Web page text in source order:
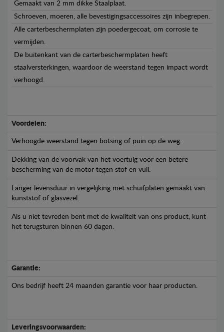
Gemaakt van 2 mm dikke Staalplaat.
Schroeven, moeren, alle bevestigingsaccessoires zijn inbegrepen.
Alle carterbeschermplaten zijn poedergecoat, om corrosie te
vermijden.
De buitenkant van de carterbeschermplaten heeft
staalversterkingen, waardoor de weerstand tegen impact wordt
verhoogd.
Voordelen:
Verhoogde weerstand tegen botsing of puin op de weg.
Dekking van de voorvak van het voertuig voor een betere
bescherming van de motor tegen stof en vuil.
Langer levensduur in vergelijking met schuifplaten gemaakt van
kunststof of glasvezel.
Als u niet tevreden bent met de kwaliteit van ons product, kunt
het terugsturen binnen 60 dagen.
Garantie:
Ons bedrijf heeft 24 maanden garantie voor haar producten.
Leveringsvoorwaarden: